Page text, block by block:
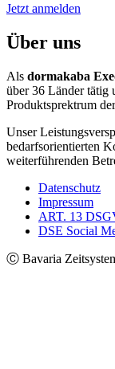
Jetzt anmelden
Über uns
Als dormakaba
über 36 Länder tätig
Produktsprektrum
Unser
bedarfsorientierten
weiterführenden
Datenschutz
Impressum
ART. 13
DSE Social
Ⓒ Bavaria